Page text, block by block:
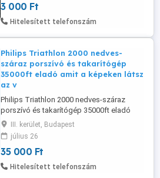
3 000 Ft
Hitelesített telefonszám
Philips Triathlon 2000 nedves-
száraz porszívó és takarítógép
35000ft eladó amit a képeken látsz
az v
Philips Triathlon 2000 nedves-száraz
porszívó és takarítógép 35000ft eladó
amit a képeken látsz az van csak
személyesen óbudán lakcimemen 36 50
104 8272 36 20 9491288 A
motorteljesítmény jellemzően 1500 W
körül van, a szívóteljesítmény pedig kb.
III. kerület, Budapest
július 26
35 000 Ft
Hitelesített telefonszám